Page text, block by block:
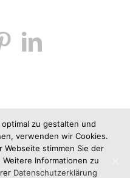
zu gestalten und
verwenden wir Cookies.
stimmen Sie der
Informationen zu
Datenschutzerklärung